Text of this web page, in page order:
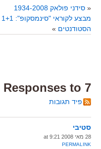
« סידני פולאק 1934-2008
הסטודנטים »
7 Responses to “לו"ז יורסלף”
פיד תגובות
סטיבי
28 מאי 2008 at 9:21
PERMALINK